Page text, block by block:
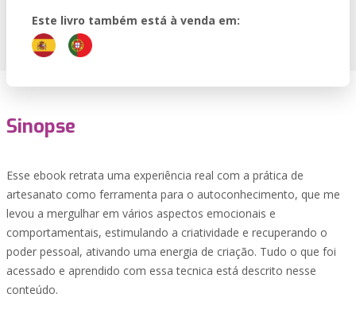
Este livro também está à venda em:
Sinopse
Esse ebook retrata uma experiência real com a prática de
artesanato como ferramenta para o autoconhecimento, que me
levou a mergulhar em vários aspectos emocionais e
comportamentais, estimulando a criatividade e recuperando o
poder pessoal, ativando uma energia de criação. Tudo o que foi
acessado e aprendido com essa tecnica está descrito nesse
conteúdo.